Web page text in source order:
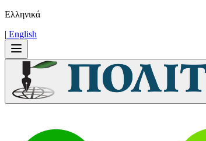
Ελληνικά
| Εnglish